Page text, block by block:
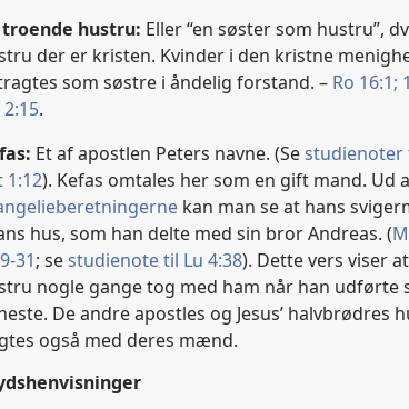
hustru: Eller “en søster som hustru”,
der er kristen. Kvinder i den kristne
som søstre i åndelig forstand. – Ro 16:1;
2:15.
Et af apostlen Peters navne. (Sestudienoter
1:12). Kefas omtales her som en gift mand. Ud
kan man se at hans
hus, som han delte med sin bror Andreas. (
31; sestudienote til Lu 4:38). Dette vers viser at
nogle gange tog med ham når han udførte
De andre apostles og Jesus’ halvbrødres
også med deres mænd.